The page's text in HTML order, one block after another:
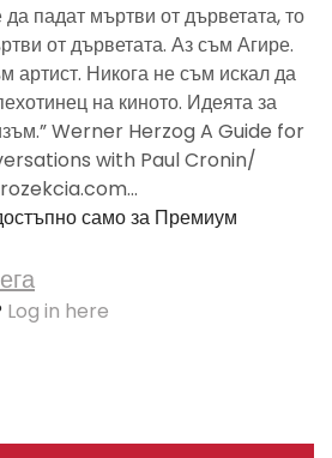
падат мъртви от дърветата, то
от дърветата. Аз съм Агире.
артист. Никога не съм искал да
на киното. Идеята за
Werner Herzog A Guide for
with Paul Cronin/
само за Премиум
Log in here